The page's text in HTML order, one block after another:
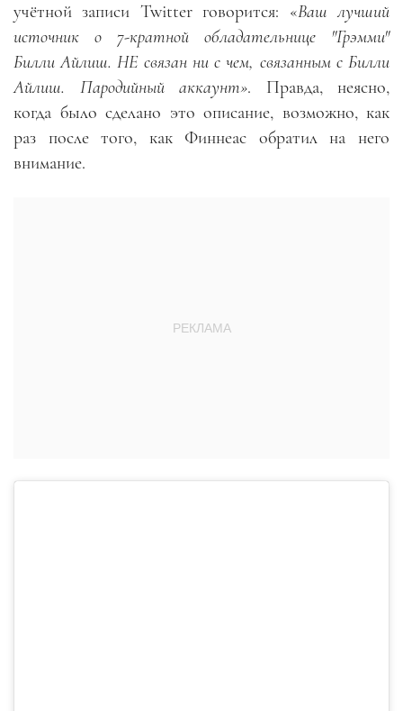
учётной записи Twitter говорится: «Ваш лучший
источник о 7-кратной обладательнице "Грэмми"
Билли Айлиш. НЕ связан ни с чем, связанным с Билли
Айлиш. Пародийный аккаунт». Правда, неясно,
когда было сделано это описание, возможно, как
раз после того, как Финнеас обратил на него
внимание.